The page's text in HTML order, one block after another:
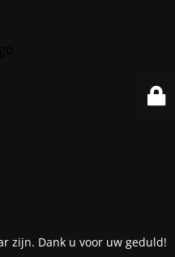
zijn. Dank u voor uw geduld!